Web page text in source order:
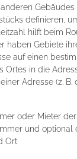
definieren,
hilft beim
haben Gebiete
auf einen
Ortes in die
Adresse (z. B.
oder Mieter
und optional
Ort